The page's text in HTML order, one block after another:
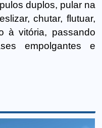
duplos, pular na
chutar, flutuar,
à vitória, passando
empolgantes e